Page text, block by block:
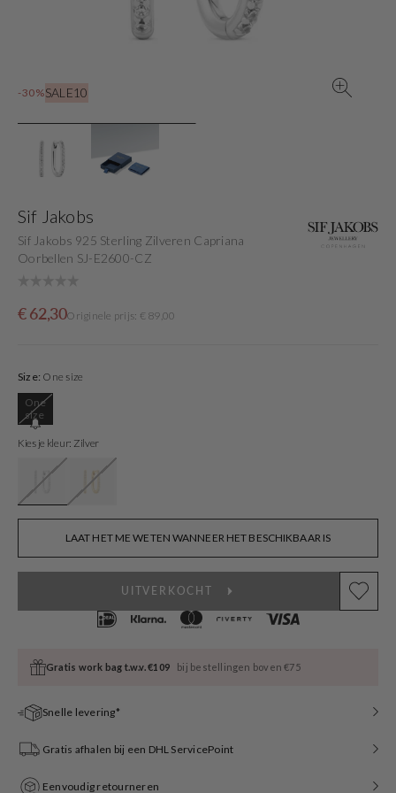
-30%SALE10
view
Sif Jakobs
Sif Jakobs 925 Sterling Zilveren Capriana
Oorbellen SJ-E2600-CZ
Sale
€ 62,30
OrigineleOriginele prijs: € 89,00
Size: One size
One
sizeVariant
sold
out
or
unavailable
Kies je kleur: Zilver
LAAT HET ME WETEN WANNEER HET BESCHIKBAAR IS
UITVERKOCHT
Gratis work bag t.w.v. €109 bij bestellingen boven €75
Snelle levering*
Gratis afhalen bij een DHL ServicePoint
Eenvoudig retourneren